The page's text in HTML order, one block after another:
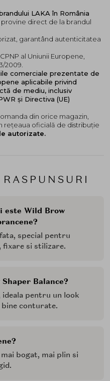
este Wild Brow
special pentru
fixare si stilizare.
Balance?
pentru un look
conturate.
bogat, mai plin si
LAKA în România
provine direct de la brandul
garantând autenticitatea
al Uniunii Europene,
2009.
comerciale prezentate de
aplicabile privind
de mediu, inclusiv
și Directiva (UE)
din orice magazin,
rețeaua oficială de distribuție
autorizate.